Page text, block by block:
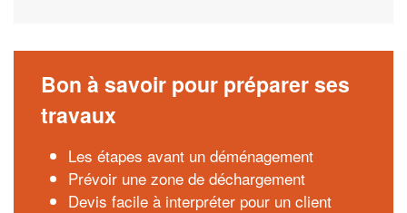
Bon à savoir pour préparer ses
travaux
Les étapes avant un déménagement
Prévoir une zone de déchargement
Devis facile à interpréter pour un client